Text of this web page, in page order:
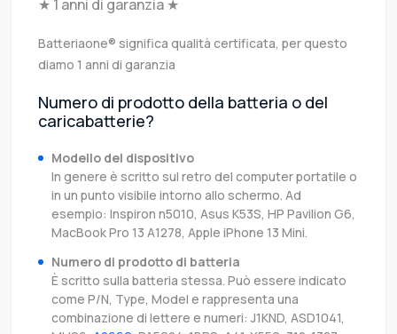
★ 1 anni di garanzia ★
Batteriaone® significa qualità certificata, per questo
diamo 1 anni di garanzia
Numero di prodotto della batteria o del
caricabatterie?
Modello del dispositivo
In genere è scritto sul retro del computer portatile o
in un punto visibile intorno allo schermo. Ad
esempio: Inspiron n5010, Asus K53S, HP Pavilion G6,
MacBook Pro 13 A1278, Apple iPhone 13 Mini.
Numero di prodotto di batteria
È scritto sulla batteria stessa. Può essere indicato
come P/N, Type, Model e rappresenta una
combinazione di lettere e numeri: J1KND, ASD1041,